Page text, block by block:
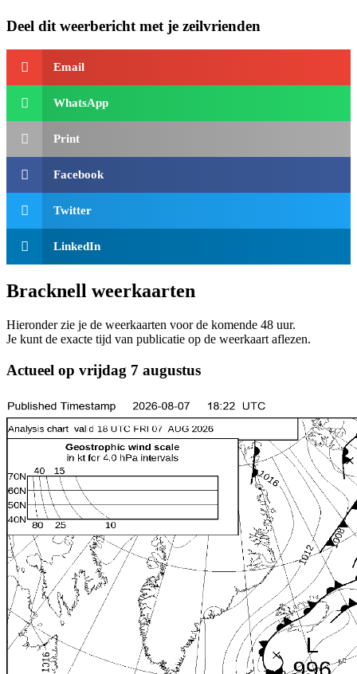
Deel dit weerbericht met je zeilvrienden
Email
WhatsApp
Print
Facebook
Twitter
LinkedIn
Bracknell weerkaarten
Hieronder zie je de weerkaarten voor de komende 48 uur.
Je kunt de exacte tijd van publicatie op de weerkaart aflezen.
Actueel op vrijdag 7 augustus